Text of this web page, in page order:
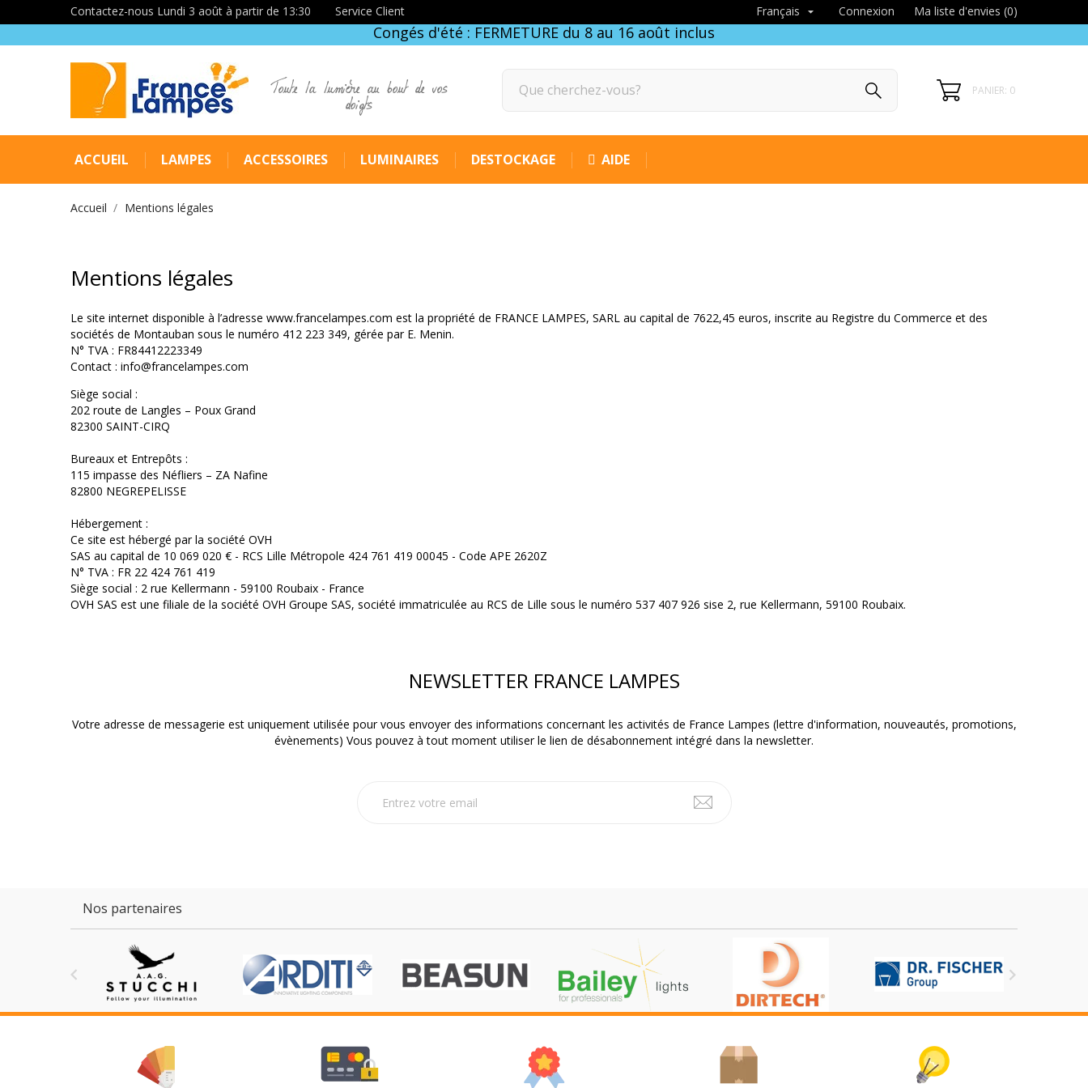
Contactez-nous Lundi 3 août à partir de 13:30 Service Client Français  Connexion Ma liste d'envies (0)
Congés d'été : FERMETURE du 8 au 16 août inclus
Toute la lumière au bout de vos
doigts PANIER: 0
ACCUEIL LAMPES ACCESSOIRES LUMINAIRES DESTOCKAGE AIDE
Accueil Mentions légales
Mentions légales
Le site internet disponible à l’adresse www.francelampes.com est la propriété de FRANCE LAMPES, SARL au capital de 7622,45 euros, inscrite au Registre du Commerce et des
sociétés de Montauban sous le numéro 412 223 349, gérée par E. Menin.
N° TVA : FR84412223349
Contact : info@francelampes.com
Siège social :
202 route de Langles – Poux Grand
82300 SAINT-CIRQ
Bureaux et Entrepôts :
115 impasse des Néfliers – ZA Nafine
82800 NEGREPELISSE
Hébergement :
Ce site est hébergé par la société OVH
SAS au capital de 10 069 020 € - RCS Lille Métropole 424 761 419 00045 - Code APE 2620Z
N° TVA : FR 22 424 761 419
Siège social : 2 rue Kellermann - 59100 Roubaix - France
OVH SAS est une filiale de la société OVH Groupe SAS, société immatriculée au RCS de Lille sous le numéro 537 407 926 sise 2, rue Kellermann, 59100 Roubaix.
NEWSLETTER FRANCE LAMPES
Votre adresse de messagerie est uniquement utilisée pour vous envoyer des informations concernant les activités de France Lampes (lettre d'information, nouveautés, promotions,
évènements) Vous pouvez à tout moment utiliser le lien de désabonnement intégré dans la newsletter.
Nos partenaires
 